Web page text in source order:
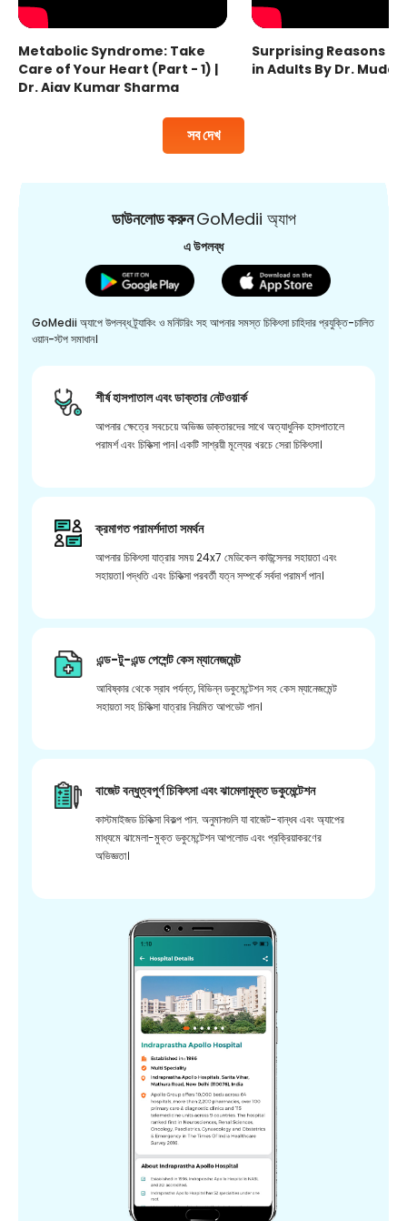
সব দেখ
Metabolic Syndrome: Take
Care of Your Heart (Part - 1) |
Dr. Ajay Kumar Sharma
Surprising Reasons
in Adults By Dr.
ডাউনলোড করুনGoMedii অ্যাপ
এ উপলব্ধ
GoMedii অ্যাপে উপলব্ধ ট্র্যাকিং ও মনিটরিং সহ আপনার সমস্ত চিকিৎসা চাহিদার প্রযুক্তি-চালিত
ওয়ান-স্টপ সমাধান।
শীর্ষ হাসপাতাল এবং ডাক্তার নেটওয়ার্ক
আপনার ক্ষেত্রে সবচেয়ে অভিজ্ঞ ডাক্তারদের সাথে অত্যাধুনিক হাসপাতালে
পরামর্শ এবং চিকিত্সা পান। একটি সাশ্রয়ী মূল্যের খরচে সেরা চিকিৎসা।
ক্রমাগত পরামর্শদাতা সমর্থন
আপনার চিকিৎসা যাত্রার সময় 24x7 মেডিকেল কাউন্সেলর সহায়তা এবং
সহায়তা। পদ্ধতি এবং চিকিত্সা পরবর্তী যত্ন সম্পর্কে সর্বদা পরামর্শ পান।
এন্ড-টু-এন্ড পেশেন্ট কেস ম্যানেজমেন্ট
আবিষ্কার থেকে স্রাব পর্যন্ত, বিভিন্ন ডকুমেন্টেশন সহ কেস ম্যানেজমেন্ট
সহায়তা সহ চিকিত্সা যাত্রার নিয়মিত আপডেট পান।
বাজেট বন্ধুত্বপূর্ণ চিকিৎসা এবং ঝামেলামুক্ত ডকুমেন্টেশন
কাস্টমাইজড চিকিত্সা বিকল্প পান. অনুমানগুলি যা বাজেট-বান্ধব এবং অ্যাপের
মাধ্যমে ঝামেলা-মুক্ত ডকুমেন্টেশন আপলোড এবং প্রক্রিয়াকরণের
অভিজ্ঞতা।